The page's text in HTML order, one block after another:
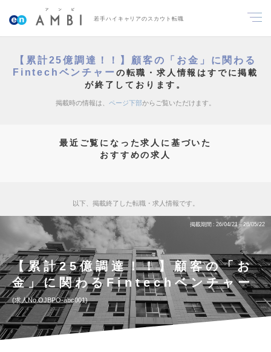
若手ハイキャリアのスカウト転職
【累計25億調達！！】顧客の「お金」に関わる
Fintechベンチャーの転職・求人情報はすでに掲載
が終了しております。
掲載時の情報は、 ページ下部からご覧いただけます。
最近ご覧になった求人に基づいた
おすすめの求人
以下、掲載終了した転職・求人情報です。
掲載期間 26/04/21～26/05/22
【累計25億調達！！】顧客の「お
金」に関わるFintechベンチャー
求人No.OJBPO-abc001